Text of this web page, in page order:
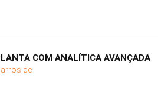
COM ANALÍTICA AVANÇADA
de